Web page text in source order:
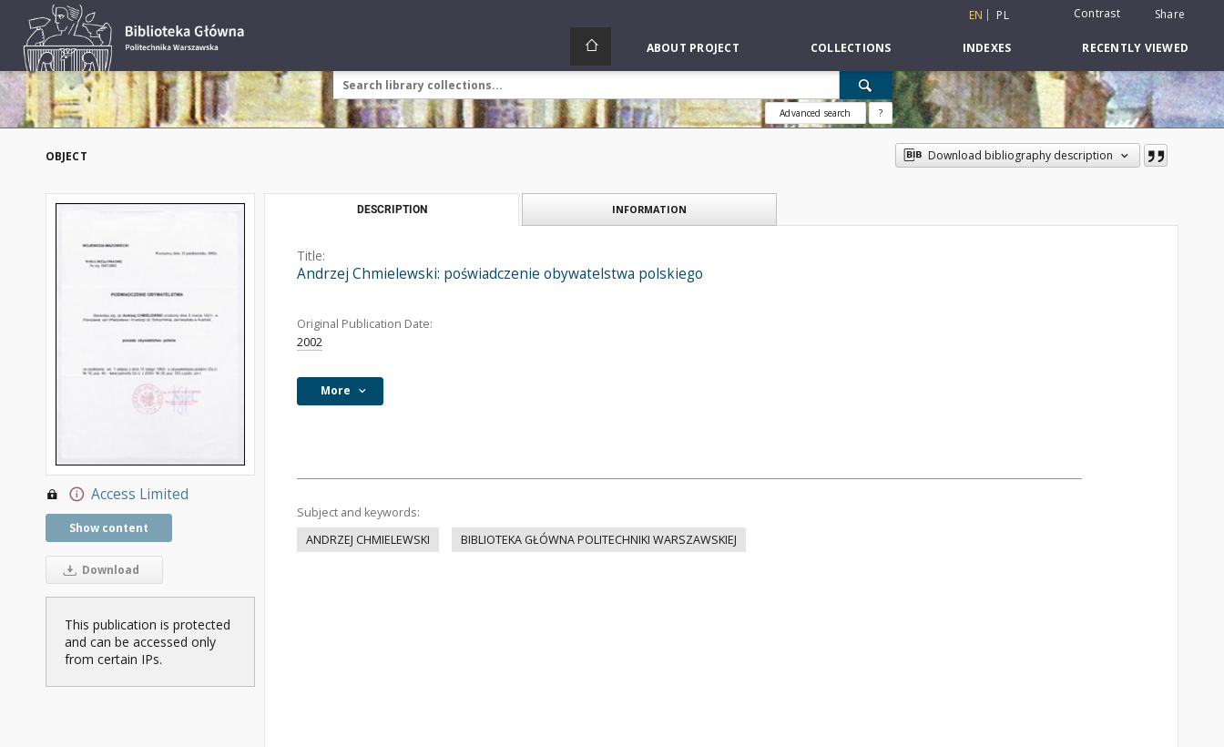
EN PL Contrast Share
ABOUT PROJECT COLLECTIONS INDEXES RECENTLY VIEWED
Advanced search ?
OBJECT Download bibliography description
Access Limited
Show content
Download
This publication is protected
and can be accessed only
from certain IPs.
DESCRIPTION INFORMATION
Title:
Andrzej Chmielewski: poświadczenie obywatelstwa polskiego
Original Publication Date:
2002
More
Subject and keywords:
ANDRZEJ CHMIELEWSKI
BIBLIOTEKA GŁÓWNA POLITECHNIKI WARSZAWSKIEJ